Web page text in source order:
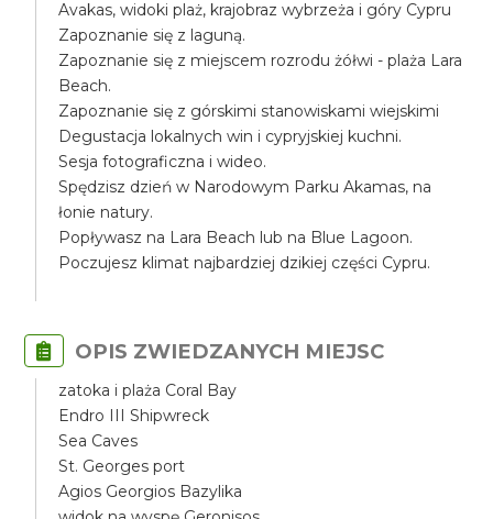
Avakas, widoki plaż, krajobraz wybrzeża i góry Cypru
Zapoznanie się z laguną.
Zapoznanie się z miejscem rozrodu żółwi - plaża Lara
Beach.
Zapoznanie się z górskimi stanowiskami wiejskimi
Degustacja lokalnych win i cypryjskiej kuchni.
Sesja fotograficzna i wideo.
Spędzisz dzień w Narodowym Parku Akamas, na
łonie natury.
Popływasz na Lara Beach lub na Blue Lagoon.
Poczujesz klimat najbardziej dzikiej części Cypru.
OPIS ZWIEDZANYCH MIEJSC
zatoka i plaża Coral Bay
Endro III Shipwreck
Sea Caves
St. Georges port
Agios Georgios Bazylika